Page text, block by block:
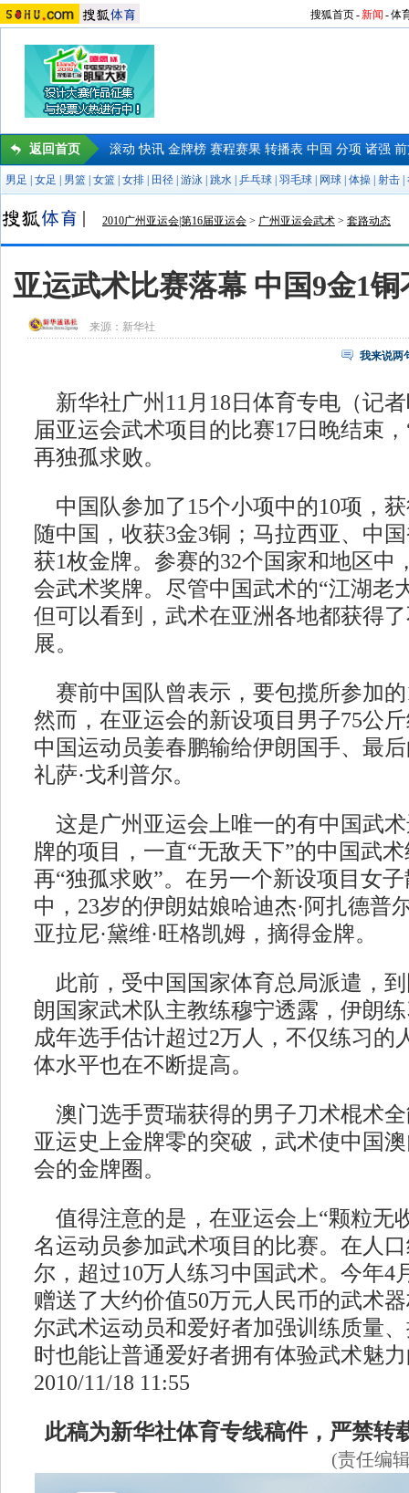
搜狐首页-新闻 -体
返回首页 滚动 快讯 金牌榜 赛程赛果 转播表 中国 分项 诸强
男足 女足 男篮 女篮 女排 田径 游泳 跳水 乒乓球 羽毛球 网球 体操 射击
2010广州亚运会|第16届亚运会 > 广州亚运会武术 > 套路动态
亚运武术比赛落幕 中国9金1
来源： 新华社
我来说两
新华社广州11月18日体育专电（记
届亚运会武术项目的比赛17日晚结束
再独孤求败。
中国队参加了15个小项中的10项，
随中国，收获3金3铜；马拉西亚、中
获1枚金牌。参赛的32个国家和地区中
会武术奖牌。尽管中国武术的“江湖老
但可以看到，武术在亚洲各地都获得
展。
赛前中国队曾表示，要包揽所参加
然而，在亚运会的新设项目男子75公
中国运动员姜春鹏输给伊朗国手、最
礼萨·戈利普尔。
这是广州亚运会上唯一的有中国武
牌的项目，一直“无敌天下”的中国武
再“独孤求败”。在另一个新设项目女
中，23岁的伊朗姑娘哈迪杰·阿扎德普
亚拉尼·黛维·旺格凯姆，摘得金牌。
此前，受中国国家体育总局派遣，
朗国家武术队主教练穆宁透露，伊朗
成年选手估计超过2万人，不仅练习的
体水平也在不断提高。
澳门选手贾瑞获得的男子刀术棍术
亚运史上金牌零的突破，武术使中国
会的金牌圈。
值得注意的是，在亚运会上“颗粒无
名运动员参加武术项目的比赛。在人
尔，超过10万人练习中国武术。今年4
赠送了大约价值50万元人民币的武术
尔武术运动员和爱好者加强训练质量
时也能让普通爱好者拥有体验武术魅
2010/11/18 11:55
此稿为新华社体育专线稿件，严禁转
(责任编